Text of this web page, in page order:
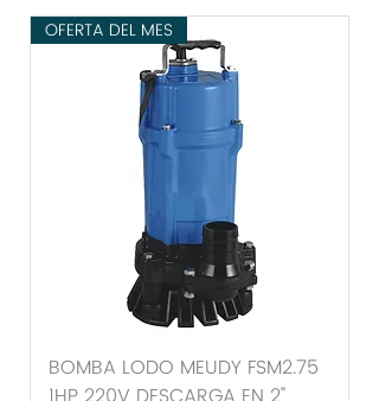
OFERTA DEL MES
BOMBA LODO MEUDY FSM2.75